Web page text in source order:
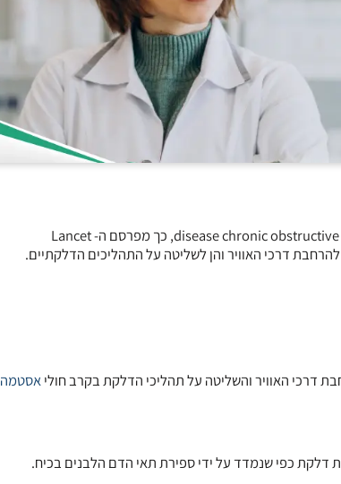
(inhaled dual phosphodiesterase inhibitor) עבור הטיפול באסטמה וב-disease chronic obstructive pulmonary, כך מפרסם ה- Lancet
דרכי האוויר והשליטה על תהליכי הדלקת בקרב חוליאסטמה